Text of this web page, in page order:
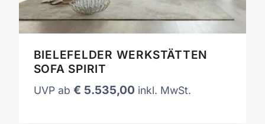
BIELEFELDER WERKSTÄTTEN
SOFA SPIRIT
UVP ab € 5.535,00 inkl. MwSt.